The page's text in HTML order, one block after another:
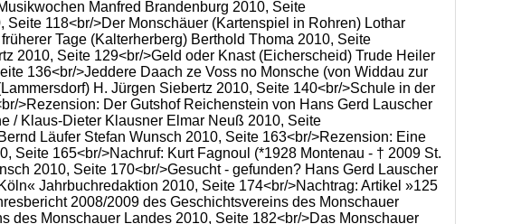
Manfred Brandenburg 2010, Seite
118<br/>Der Monschäuer (Kartenspiel in Rohren) Lothar
Tage (Kalterherberg) Berthold Thoma 2010, Seite
2010, Seite 129<br/>Geld oder Knast (Eicherscheid) Trude Heiler
136<br/>Jeddere Daach ze Voss no Monsche (von Widdau zur
H. Jürgen Siebertz 2010, Seite 140<br/>Schule in der
>Rezension: Der Gutshof Reichenstein von Hans Gerd Lauscher
/ Klaus-Dieter Klausner Elmar Neuß 2010, Seite
Läufer Stefan Wunsch 2010, Seite 163<br/>Rezension: Eine
Seite 165<br/>Nachruf: Kurt Fagnoul (*1928 Montenau - † 2009 St.
2010, Seite 170<br/>Gesucht - gefunden? Hans Gerd Lauscher
Jahrbuchredaktion 2010, Seite 174<br/>Nachtrag: Artikel »125
2008/2009 des Geschichtsvereins des Monschauer
des Monschauer Landes 2010, Seite 182<br/>Das Monschauer